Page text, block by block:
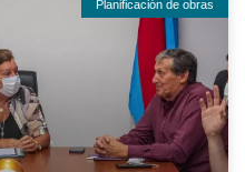
Planificación de obras